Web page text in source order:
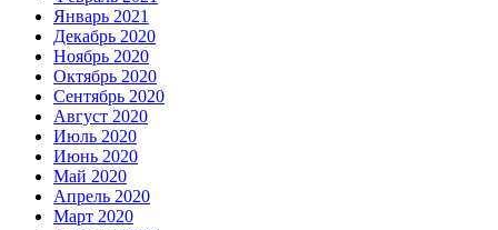
Январь 2021
Декабрь 2020
Ноябрь 2020
Октябрь 2020
Сентябрь 2020
Август 2020
Июль 2020
Июнь 2020
Май 2020
Апрель 2020
Март 2020